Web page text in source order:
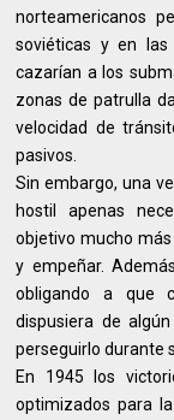
norteamericanos
soviéticas y en
cazarían a los
zonas de patrulla
velocidad de
pasivos.
Sin embargo, una
hostil apenas
objetivo mucho
y empeñar.
obligando a que
dispusiera de
perseguirlo durante
En 1945 los
optimizados para